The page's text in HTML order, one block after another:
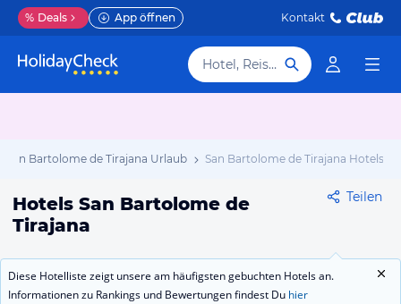
% Deals App öffnen Kontakt
Hotel, Reiseziel
San Bartolome de Tirajana Urlaub San Bartolome de Tirajana Hotels
Hotels San Bartolome de
Tirajana
Teilen
Diese Hotelliste zeigt unsere am häufigsten gebuchten Hotels an.
Informationen zu Rankings und Bewertungen findest Du hier